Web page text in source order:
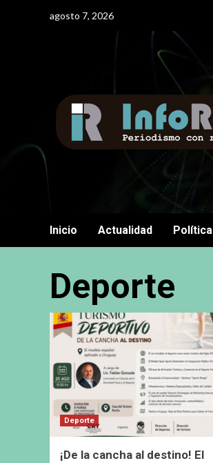
agosto 7, 2026
Inicio Actualidad Política
Deporte
Deporte
¡De la cancha al destino! El